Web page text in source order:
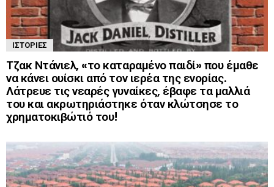
ΙΣΤΟΡΊΕΣ
Τζακ Ντάνιελ, «το καταραμένο παιδί» που έμαθε
να κάνει ουίσκι από τον ιερέα της ενορίας.
Λάτρευε τις νεαρές γυναίκες, έβαφε τα μαλλιά
του και ακρωτηριάστηκε όταν κλώτσησε το
χρηματοκιβώτιό του!